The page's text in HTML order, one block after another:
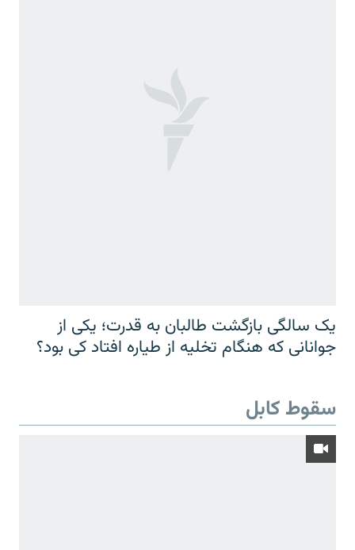
یک سالگی بازگشت طالبان به قدرت؛ یکی از
جوانانی که هنگام تخلیه از طیاره افتاد کی بود؟
سقوط کابل